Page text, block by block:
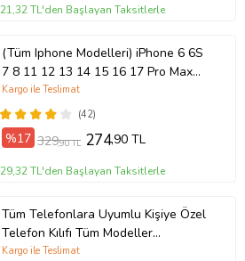
21,32 TL'den Başlayan Taksitlerle
(Tüm Iphone Modelleri) iPhone 6 6S
7 8 11 12 13 14 15 16 17 Pro Max
Plus Mini Kişiye Özel Resimli
Fotoğraflı Kılıf(42)
Kargo ile Teslimat
%17 329,90 TL 274,90 TL
29,32 TL'den Başlayan Taksitlerle
Tüm Telefonlara Uyumlu Kişiye Özel
Telefon Kılıfı Tüm Modeller
Açıklamada
Kargo ile Teslimat